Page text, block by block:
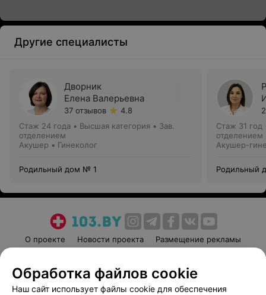
Другие специалисты
Дворник
Елена Валерьевна
37 отзывов
4.8
Стаж 24 года • Высшая категория • Зав.
отделением
Акушер • Гинеколог
Родильный дом № 1
Стаж 31 год
отделением
Акушер-
Родильный
О проекте Новости проекта
Размещение рекламы
Пользовательское соглашение
Способы оплаты
Вакансии
Партнеры
Обработка файлов cookie
Наш сайт использует файлы cookie для обеспечения